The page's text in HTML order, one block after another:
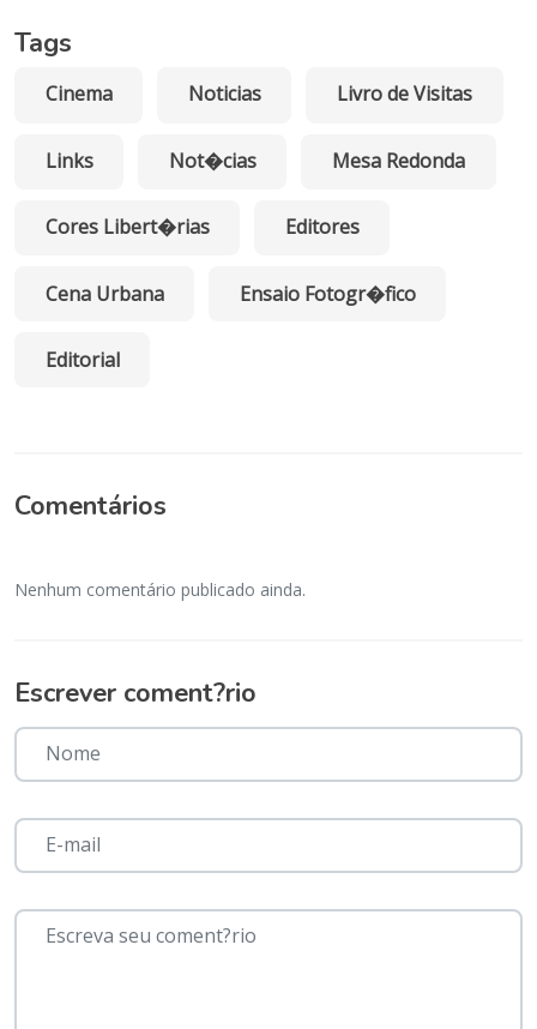
Tags
Cinema Noticias Livro de Visitas
Links Not�cias Mesa Redonda
Cores Libert�rias Editores
Cena Urbana Ensaio Fotogr�fico
Editorial
Comentários
Nenhum comentário publicado ainda.
Escrever coment?rio